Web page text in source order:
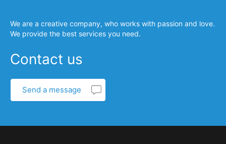
We are a creative company, who works with passion and love.
We provide the best services you need.
Contact us
Send a message